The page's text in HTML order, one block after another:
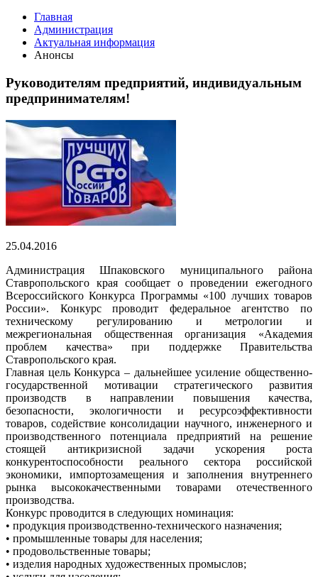
Главная
Администрация
Актуальная информация
Анонсы
Руководителям предприятий, индивидуальным
предпринимателям!
25.04.2016
Администрация Шпаковского муниципального района
Ставропольского края сообщает о проведении ежегодного
Всероссийского Конкурса Программы «100 лучших товаров
России». Конкурс проводит федеральное агентство по
техническому регулированию и метрологии и
межрегиональная общественная организация «Академия
проблем качества» при поддержке Правительства
Ставропольского края.
Главная цель Конкурса – дальнейшее усиление общественно-
государственной мотивации стратегического развития
производств в направлении повышения качества,
безопасности, экологичности и ресурсоэффективности
товаров, содействие консолидации научного, инженерного и
производственного потенциала предприятий на решение
стоящей антикризисной задачи ускорения роста
конкурентоспособности реального сектора российской
экономики, импортозамещения и заполнения внутреннего
рынка высококачественными товарами отечественного
производства.
Конкурс проводится в следующих номинация:
• продукция производственно-технического назначения;
• промышленные товары для населения;
• продовольственные товары;
• изделия народных художественных промыслов;